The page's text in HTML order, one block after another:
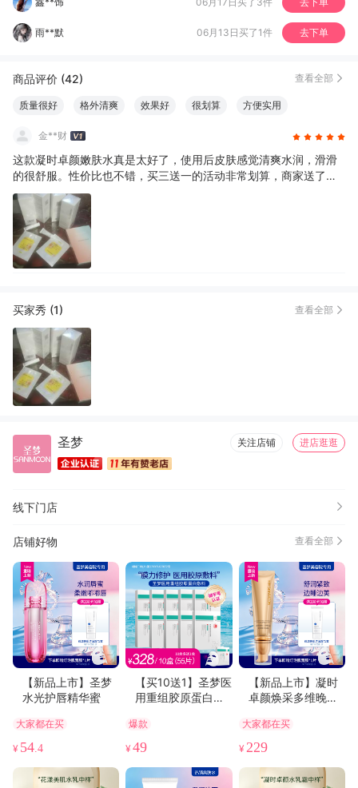
雨**默 06月13日买了1件 去下单
商品评价 (42) 查看全部
质量很好 格外清爽 效果好 很划算 方便实用
易于使用
金**财
这款凝时卓颜嫩肤水真是太好了，使用后皮肤感觉清爽水润，滑滑
的很舒服。性价比也不错，买三送一的活动非常划算，商家送了小
样赠品也特别好用，服务好，推荐大家一定要试试。
买家秀 (1) 查看全部
圣梦 关注店铺 进店逛逛
线下门店
店铺好物 查看全部
【新品上市】圣梦
水光护唇精华蜜
大家都在买
¥ 54.4
【买10送1】圣梦医
用重组胶原蛋白敷
爆款
¥49
【新品上市】凝时
卓颜焕采多维晚安
大家都在买
¥229